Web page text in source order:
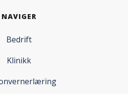
NAVIGER
Bedrift
Klinikk